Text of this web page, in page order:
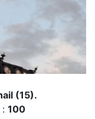
(15).
: 100